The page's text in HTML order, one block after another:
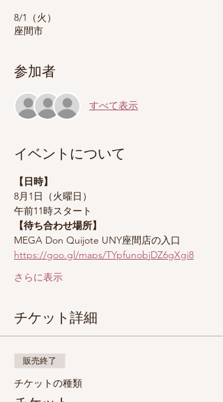
8/1（火）
座間市
参加者
すべて表示
イベントについて
【日時】
8月1日（火曜日）
午前11時スタート
【待ち合わせ場所】
MEGA Don Quijote UNY座間店の入口
https://goo.gl/maps/TYpfunobjDZ6gXgi8
さらに表示
チケット詳細
販売終了
チケットの種類